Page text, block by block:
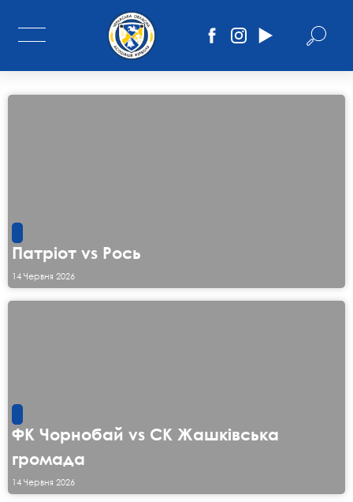
Патріот vs Рось
14 Червня 2026
ФК Чорнобай vs СК Жашківська
громада
14 Червня 2026